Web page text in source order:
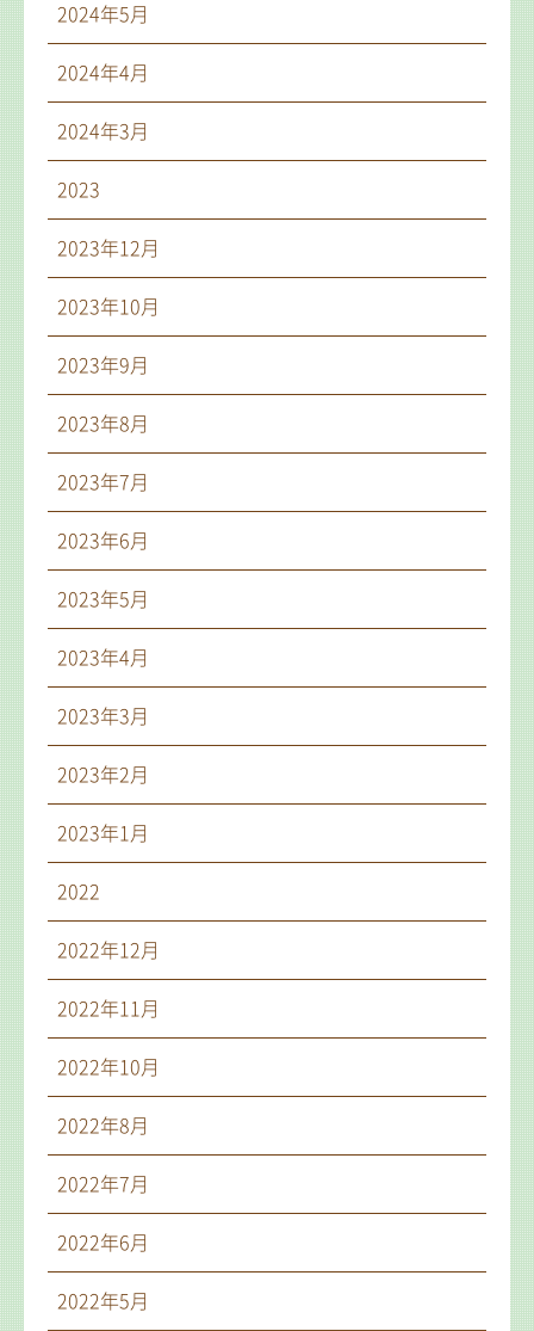
2024年5月
2024年4月
2024年3月
2023
2023年12月
2023年10月
2023年9月
2023年8月
2023年7月
2023年6月
2023年5月
2023年4月
2023年3月
2023年2月
2023年1月
2022
2022年12月
2022年11月
2022年10月
2022年8月
2022年7月
2022年6月
2022年5月